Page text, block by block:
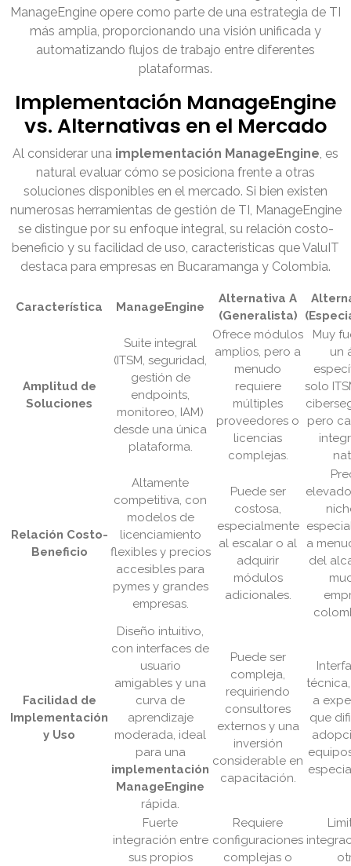
ManageEngine opere como parte de una estrategia de TI
más amplia, proporcionando una visión unificada y
automatizando flujos de trabajo entre diferentes
plataformas.
Implementación ManageEngine
vs. Alternativas en el Mercado
Al considerar una implementación ManageEngine, es
natural evaluar cómo se posiciona frente a otras
soluciones disponibles en el mercado. Si bien existen
numerosas herramientas de gestión de TI, ManageEngine
se distingue por su enfoque integral, su relación costo-
beneficio y su facilidad de uso, características que ValuIT
destaca para empresas en Bucaramanga y Colombia.
Característica ManageEngine
Alternativa A
(Generalista)
Amplitud de
Soluciones
Suite integral
(ITSM, seguridad,
gestión de
endpoints,
monitoreo, IAM)
desde una única
plataforma.
Ofrece módulos
amplios, pero a
menudo
requiere
múltiples
proveedores o
licencias
complejas.
Muy
un
solo
pero
Relación Costo-
Beneficio
Altamente
competitiva, con
modelos de
licenciamiento
flexibles y precios
accesibles para
pymes y grandes
empresas.
Puede ser
costosa,
especialmente
al escalar o al
adquirir
módulos
adicionales.
a
del
Facilidad de
Implementación
y Uso
Diseño intuitivo,
con interfaces de
usuario
amigables y una
curva de
aprendizaje
moderada, ideal
para una
implementación
ManageEngine
rápida.
Puede ser
compleja,
requiriendo
consultores
externos y una
inversión
considerable en
capacitación.
a
que
Fuerte
integración entre
sus propios
Requiere
configuraciones
complejas o